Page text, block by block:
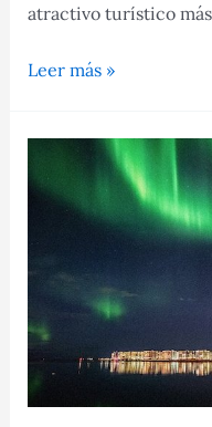
atractivo turístico
Parque
Argentina,
una
belleza
Leer más »